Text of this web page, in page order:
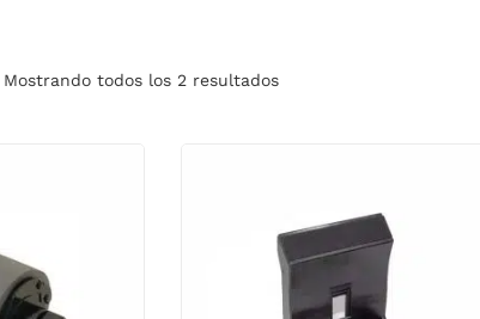
Mostrando todos los 2 resultados